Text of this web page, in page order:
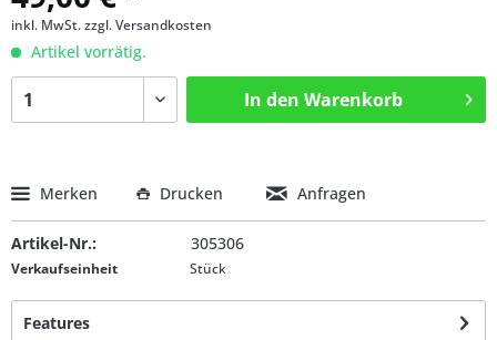
inkl. MwSt.zzgl. Versandkosten
Artikel vorrätig.
In den Warenkorb
Merken Drucken Anfragen
Artikel-Nr.: 305306
Verkaufseinheit Stück
Features